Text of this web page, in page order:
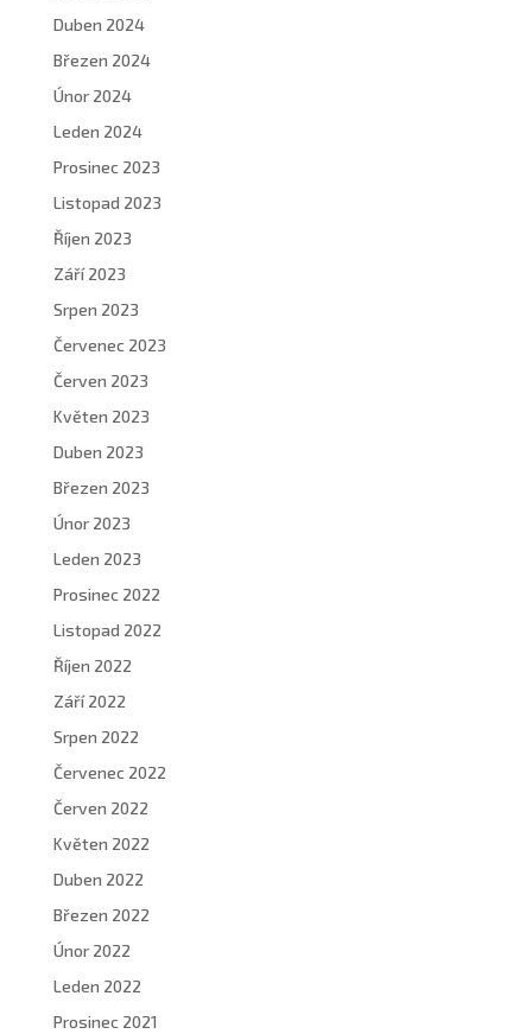
Duben 2024
Březen 2024
Únor 2024
Leden 2024
Prosinec 2023
Listopad 2023
Říjen 2023
Září 2023
Srpen 2023
Červenec 2023
Červen 2023
Květen 2023
Duben 2023
Březen 2023
Únor 2023
Leden 2023
Prosinec 2022
Listopad 2022
Říjen 2022
Září 2022
Srpen 2022
Červenec 2022
Červen 2022
Květen 2022
Duben 2022
Březen 2022
Únor 2022
Leden 2022
Prosinec 2021